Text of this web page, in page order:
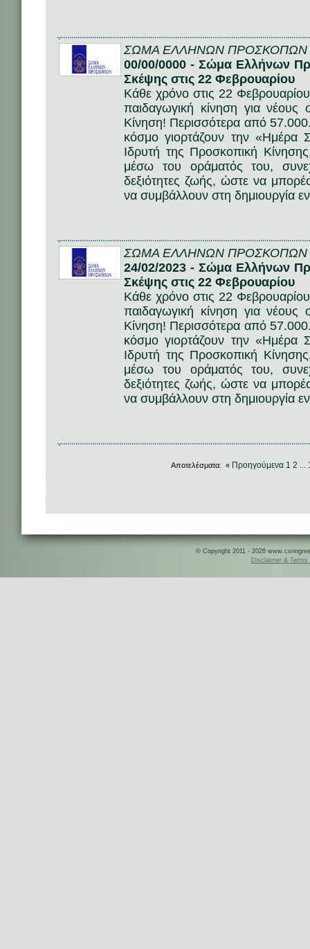
ΣΩΜΑ ΕΛΛΗΝΩΝ ΠΡΟΣΚΟΠΩΝ
00/00/0000 - Σώμα Ελλήνων
Σκέψης στις 22 Φεβρουαρίου
Κάθε χρόνο στις 22 Φεβρουαρίου
παιδαγωγική κίνηση για
Κίνηση! Περισσότερα από
κόσμο γιορτάζουν την «Ημέρα
Ιδρυτή της Προσκοπική
μέσω του οράματός του,
δεξιότητες ζωής, ώστε να
να συμβάλλουν στη δημιουργία
ΣΩΜΑ ΕΛΛΗΝΩΝ ΠΡΟΣΚΟΠΩΝ
24/02/2023 - Σώμα Ελλήνων
Σκέψης στις 22 Φεβρουαρίου
Κάθε χρόνο στις 22 Φεβρουαρίου
παιδαγωγική κίνηση για
Κίνηση! Περισσότερα από
κόσμο γιορτάζουν την «Ημέρα
Ιδρυτή της Προσκοπική
μέσω του οράματός του,
δεξιότητες ζωής, ώστε να
να συμβάλλουν στη δημιουργία
Αποτελέσματα: « Προηγούμενα 1 2
© Copyright 2011 - 2026
Disclaimer & Terms